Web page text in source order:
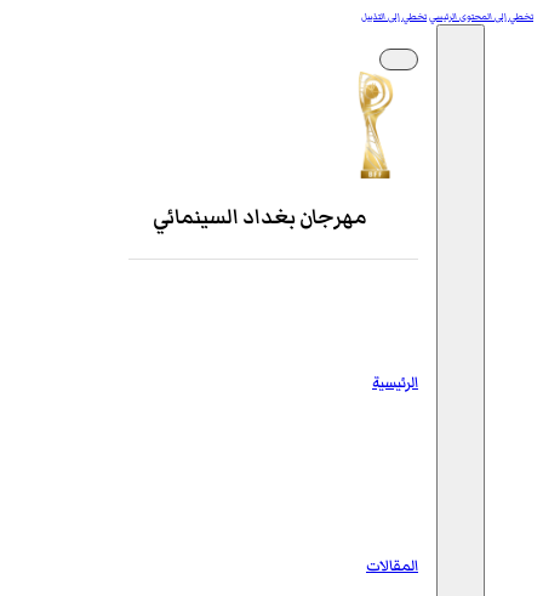
تخطي إلى المحتوى الرئيسيتخطي إلى التذييل
مهرجان بغداد السينمائي
الرئيسية
المقالات